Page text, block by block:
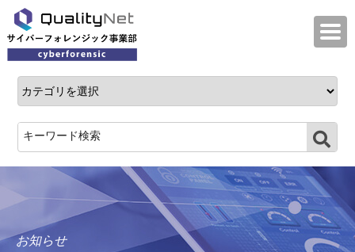
QualityNet サイバーフォレンジック事業
お知らせ